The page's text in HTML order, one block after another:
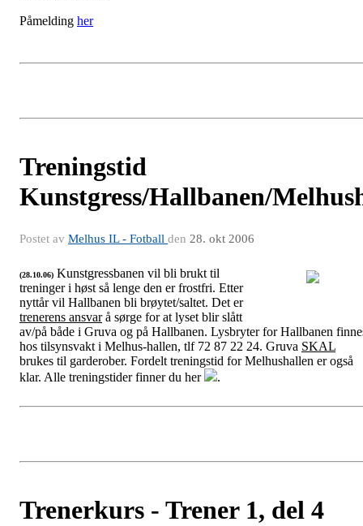
Påmelding her
Treningstid
Kunstgress/Hallbanen/
Postet av Melhus IL - Fotball den 28. okt 2006
(28.10.06) Kunstgressbanen vil bli brukt til
treninger i høst så lenge den er frostfri. Etter
nyttår vil Hallbanen bli brøytet/saltet. Det er
trenerens ansvarå sørge for at lyset blir slått
av/på både i Gruva og på Hallbanen. Lysbryter for Hallbanen
hos tilsynsvakt i Melhus-hallen, tlf 72 87 22 24. Gruva SKAL
brukes til garderober. Fordelt treningstid for Melhushallen er også
klar. Alle treningstider finner du her
.
Trenerkurs - Trener 1, del 4